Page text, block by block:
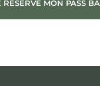
RÉSERVE MON PASS